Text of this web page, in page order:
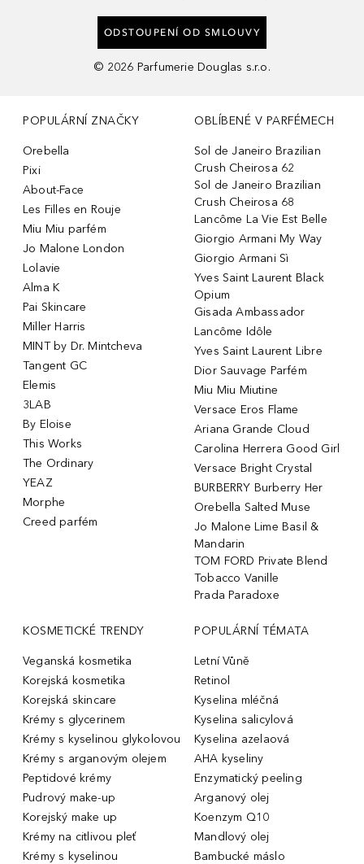
ODSTOUPENÍ OD SMLOUVY
© 2026 Parfumerie Douglas s.r.o.
POPULÁRNÍ ZNAČKY
Orebella
Pixi
About-Face
Les Filles en Rouje
Miu Miu parfém
Jo Malone London
Lolavie
Alma K
Pai Skincare
Miller Harris
MINT by Dr. Mintcheva
Tangent GC
Elemis
3LAB
By Eloise
This Works
The Ordinary
YEAZ
Morphe
Creed parfém
OBLÍBENÉ V PARFÉMECH
Sol de Janeiro Brazilian
Crush Cheirosa 62
Sol de Janeiro Brazilian
Crush Cheirosa 68
Lancôme La Vie Est Belle
Giorgio Armani My Way
Giorgio Armani Sì
Yves Saint Laurent Black
Opium
Gisada Ambassador
Lancôme Idôle
Yves Saint Laurent Libre
Dior Sauvage Parfém
Miu Miu Miutine
Versace Eros Flame
Ariana Grande Cloud
Carolina Herrera Good Girl
Versace Bright Crystal
BURBERRY Burberry Her
Orebella Salted Muse
Jo Malone Lime Basil &
Mandarin
TOM FORD Private Blend
Tobacco Vanille
Prada Paradoxe
KOSMETICKÉ TRENDY
Veganská kosmetika
Korejská kosmetika
Korejská skincare
Krémy s glycerinem
Krémy s kyselinou glykolovou
Krémy s arganovým olejem
Peptidové krémy
Pudrový make-up
Korejský make up
Krémy na citlivou pleť
Krémy s kyselinou
POPULÁRNÍ TÉMATA
Letní Vůně
Retinol
Kyselina mléčná
Kyselina salicylová
Kyselina azelaová
AHA kyseliny
Enzymatický peeling
Arganový olej
Koenzym Q10
Mandlový olej
Bambucké máslo